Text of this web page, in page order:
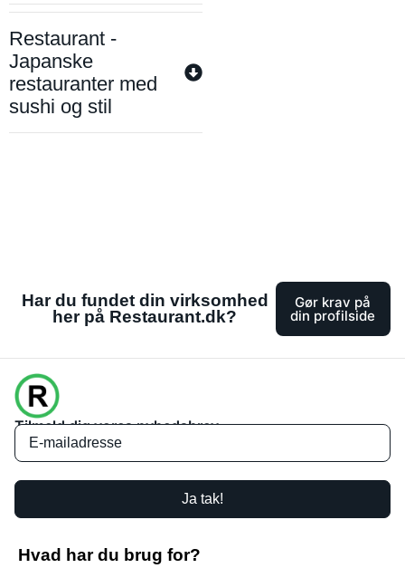
Restaurant -
Japanske
restauranter med
sushi og stil
Har du fundet din virksomhed
her på Restaurant.dk?
Gør krav på
din profilside
Tilmeld dig vores nyhedsbrev
Ja tak!
Hvad har du brug for?